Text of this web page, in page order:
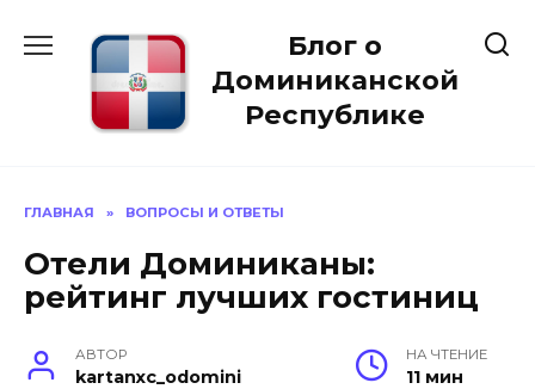
содержанию
Блог о
Доминиканской
Республике
ГЛАВНАЯ » ВОПРОСЫ И ОТВЕТЫ
Отели Доминиканы:
рейтинг лучших гостиниц
АВТОР
kartanxc_odomini
НА ЧТЕНИЕ
11 мин